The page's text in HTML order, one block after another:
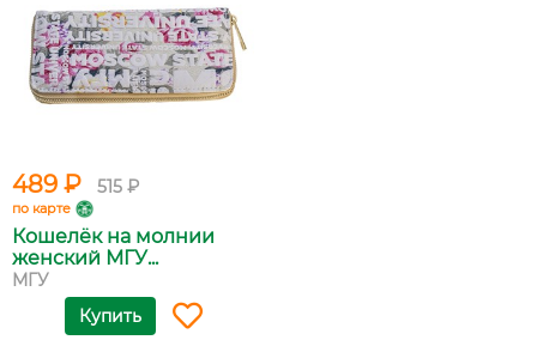
489 ₽ 515 ₽
по карте
Кошелёк на молнии
женский МГУ...
МГУ
Купить